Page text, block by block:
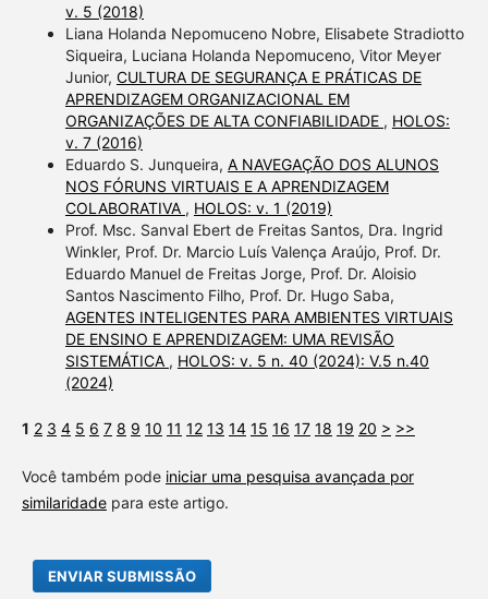
v. 5 (2018)
Liana Holanda Nepomuceno Nobre, Elisabete Stradiotto
Siqueira, Luciana Holanda Nepomuceno, Vitor Meyer
Junior, CULTURA DE SEGURANÇA E PRÁTICAS DE
APRENDIZAGEM ORGANIZACIONAL EM
ORGANIZAÇÕES DE ALTA CONFIABILIDADE , HOLOS:
v. 7 (2016)
Eduardo S. Junqueira, A NAVEGAÇÃO DOS ALUNOS
NOS FÓRUNS VIRTUAIS E A APRENDIZAGEM
COLABORATIVA , HOLOS: v. 1 (2019)
Prof. Msc. Sanval Ebert de Freitas Santos, Dra. Ingrid
Winkler, Prof. Dr. Marcio Luís Valença Araújo, Prof. Dr.
Eduardo Manuel de Freitas Jorge, Prof. Dr. Aloisio
Santos Nascimento Filho, Prof. Dr. Hugo Saba,
AGENTES INTELIGENTES PARA AMBIENTES VIRTUAIS
DE ENSINO E APRENDIZAGEM: UMA REVISÃO
SISTEMÁTICA , HOLOS: v. 5 n. 40 (2024): V.5 n.40
(2024)
1 2 3 4 5 6 7 8 9 10 11 12 13 14 15 16 17 18 19 20 > >>
Você também pode iniciar uma pesquisa avançada por
similaridadepara este artigo.
ENVIAR SUBMISSÃO